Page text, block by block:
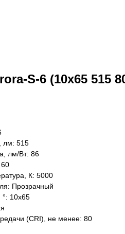
S-6 (10x65 515
лм: 515
лм/Вт: 86
К: 5000
Прозрачный
°: 10х65
(CRI), не менее: 80